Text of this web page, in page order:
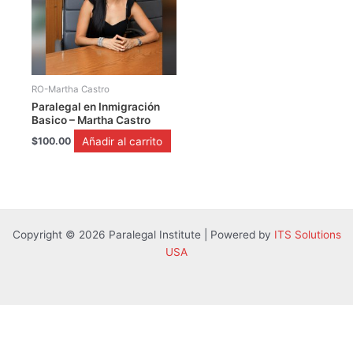
RO-Martha Castro
Paralegal en Inmigración
Basico – Martha Castro
$100.00 Añadir al carrito
Copyright © 2026 Paralegal Institute | Powered by ITS Solutions
USA